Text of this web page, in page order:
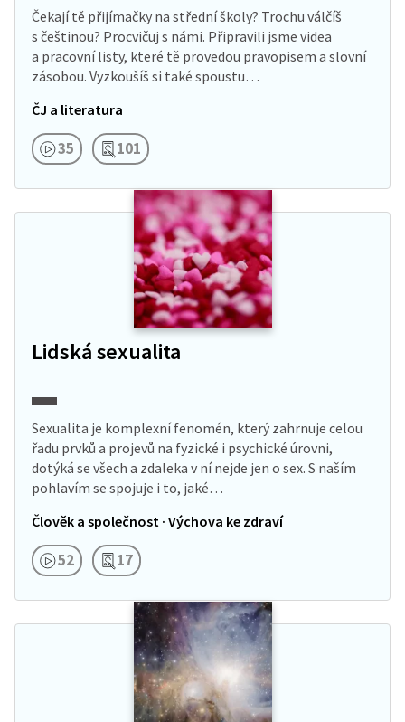
Čekají tě přijímačky na střední školy? Trochu válčíš
s češtinou? Procvičuj s námi. Připravili jsme videa
a pracovní listy, které tě provedou pravopisem a slovní
zásobou. Vyzkoušíš si také spoustu…
ČJ a literatura
35 101
Lidská sexualita
Sexualita je komplexní fenomén, který zahrnuje celou
řadu prvků a projevů na fyzické i psychické úrovni,
dotýká se všech a zdaleka v ní nejde jen o sex. S naším
pohlavím se spojuje i to, jaké…
Člověk a společnost · Výchova ke zdraví
52 17